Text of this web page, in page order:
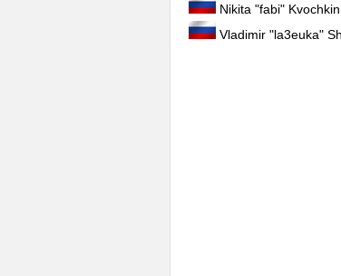
Nikita "fabi" Kvochkin
Vladimir "la3euka"